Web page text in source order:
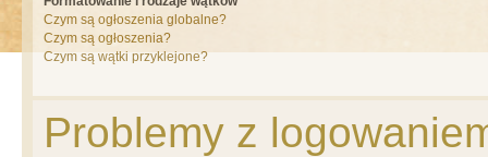
Czym są ogłoszenia globalne?
Czym są ogłoszenia?
Czym są wątki przyklejone?
Problemy z